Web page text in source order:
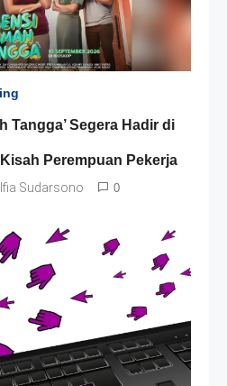
Tangga’ Segera Hadir di
Perempuan Pekerja
Sudarsono 0